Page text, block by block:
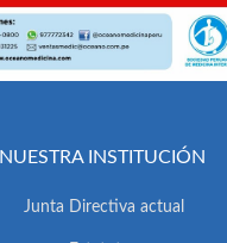
NUESTRA INSTITUCIÓN
Junta Directiva actual